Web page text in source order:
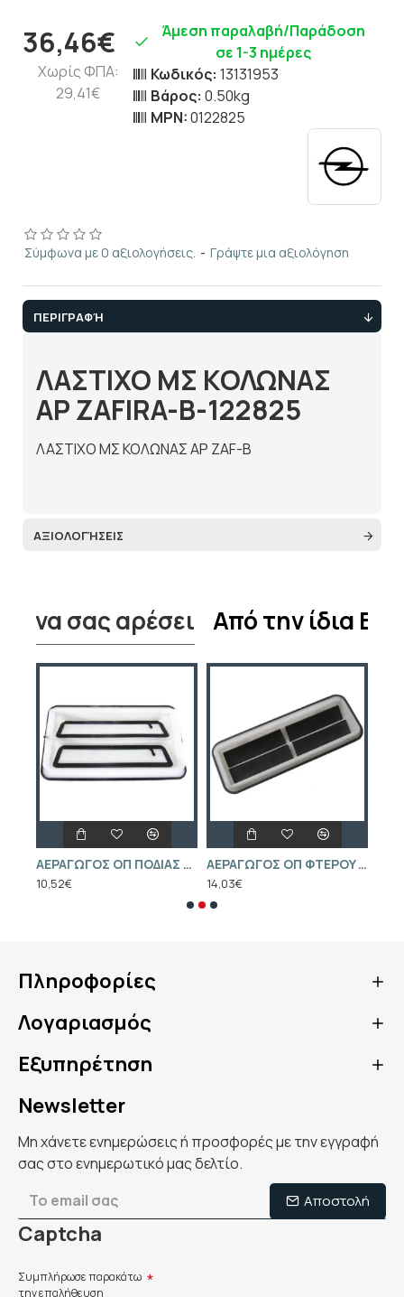
Σύμφωνα με 0 αξιολογήσεις. - Γράψτε μια αξιολόγηση
36,46€
Χωρίς ΦΠΑ:
29,41€
Άμεση παραλαβή/Παράδοση
σε 1-3 ημέρες
Κωδικός: 13131953
Βάρος: 0.50kg
MPN:0122825
ΠΕΡΙΓΡΑΦΉ
ΛΑΣΤΙΧΟ ΜΣ ΚΟΛΩΝΑΣ
ΑΡ ZAFIRA-Β-122825
ΛΑΣΤΙΧΟ ΜΣ ΚΟΛΩΝΑΣ ΑΡ ZAF-Β
ΑΞΙΟΛΟΓΉΣΕΙΣ
να σας αρέσει Από την ίδια
AEPAΓΩΓOΣ OΠ ΠOΔIAΣ OPEL C-C ZAF-B
10,52€
AEPAΓΩΓOΣ OΠ ΦTEPOY OPEL V-C A-H C-D C-E
14,03€
Πληροφορίες
Λογαριασμός
Εξυπηρέτηση
Newsletter
Μη χάνετε ενημερώσεις ή προσφορές με την εγγραφή
σας στο ενημερωτικό μας δελτίο.
Αποστολή
Captcha
Συμπλήρωσε παρακάτω
την επαλήθευση